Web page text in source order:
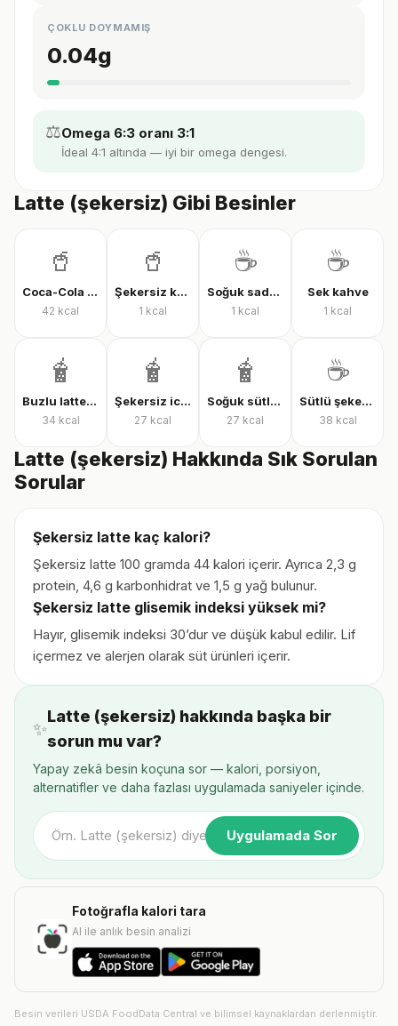
ÇOKLU DOYMAMIŞ
0.04g
⚖️Omega 6:3 oranı 3:1
İdeal 4:1 altında — iyi bir omega dengesi.
Latte (şekersiz) Gibi Besinler
🥤
Coca-Cola Classic
42 kcal
🥤
Şekersiz kola
1 kcal
☕
Soğuk sade kahve
1 kcal
☕
Sek kahve
1 kcal
🧋
Buzlu latte şekersiz
34 kcal
🧋
Şekersiz iced latte
27 kcal
🧋
Soğuk sütlü kahve, şekersiz
27 kcal
☕
Sütlü şekerli kahve
38 kcal
Latte (şekersiz) Hakkında Sık Sorulan
Sorular
Şekersiz latte kaç kalori?
Şekersiz latte 100 gramda 44 kalori içerir. Ayrıca 2,3 g
protein, 4,6 g karbonhidrat ve 1,5 g yağ bulunur.
Şekersiz latte glisemik indeksi yüksek mi?
Hayır, glisemik indeksi 30’dur ve düşük kabul edilir. Lif
içermez ve alerjen olarak süt ürünleri içerir.
✨
Latte (şekersiz) hakkında başka bir
sorun mu var?
Yapay zekâ besin koçuna sor — kalori, porsiyon,
alternatifler ve daha fazlası uygulamada saniyeler içinde.
Uygulamada Sor
Fotoğrafla kalori tara
AI ile anlık besin analizi
Besin verileri USDA FoodData Central ve bilimsel kaynaklardan derlenmiştir.